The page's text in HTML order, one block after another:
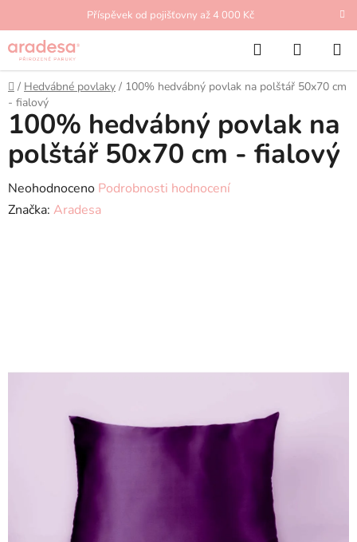
obsah
Příspěvek od pojišťovny až 4 000 Kč
Hledat
KOŠÍK
Domů
/ Hedvábné povlaky / 100% hedvábný povlak na polštář 50x70 cm
- fialový
100% hedvábný povlak na
polštář 50x70 cm - fialový
Průměrné
hodnocení
Neohodnoceno Podrobnosti hodnocení
Značka: Aradesa